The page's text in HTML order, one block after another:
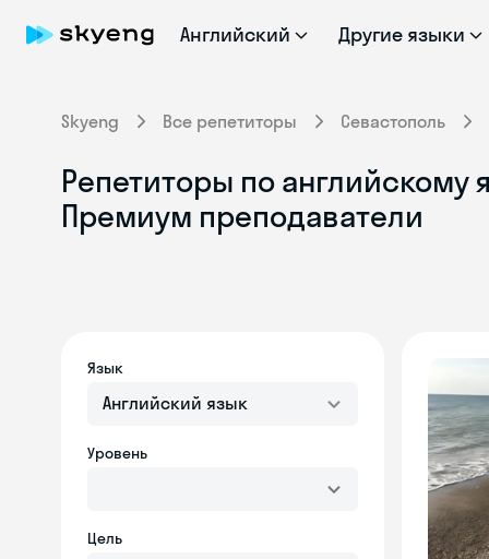
Английский Другие языки
Skyeng Все репетиторы Севастополь
Репетиторы по английскому
Премиум преподаватели
Язык
Английский язык
Уровень
Цель